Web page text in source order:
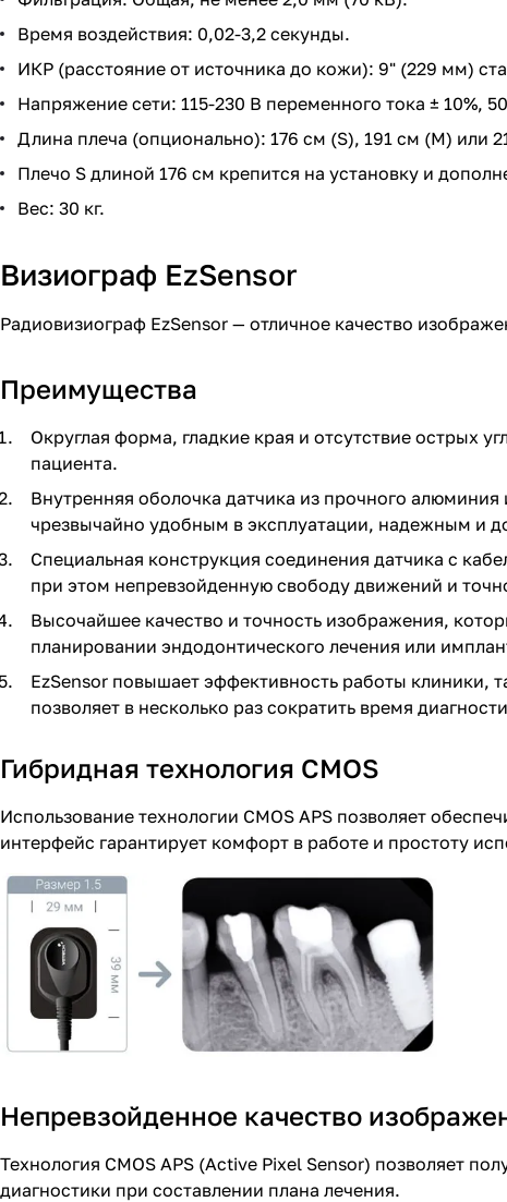
Время воздействия: 0,02-3,2 секунды.
ИКР (расстояние от источника до кожи): 9" (229 мм)
Напряжение сети: 115-230 В переменного тока ± 10%,
Длина плеча (опционально): 176 см (S), 191 см (M) или
Плечо S длиной 176 см крепится на установку и
Вес: 30 кг.
Визиограф EzSensor
Радиовизиограф EzSensor — отличное качество
Преимущества
Округлая форма, гладкие края и отсутствие острых
пациента.
Внутренняя оболочка датчика из прочного
чрезвычайно удобным в эксплуатации, надежным и
Специальная конструкция соединения датчика с
при этом непревзойденную свободу движений и
Высочайшее качество и точность изображения,
планировании эндодонтического лечения или
EzSensor повышает эффективность работы клиники,
позволяет в несколько раз сократить время
Гибридная технология CMOS
Использование технологии CMOS APS позволяет
интерфейс гарантирует комфорт в работе и простоту
Непревзойденное качество
Технология CMOS APS (Active Pixel Sensor) позволяет
диагностики при составлении плана лечения.